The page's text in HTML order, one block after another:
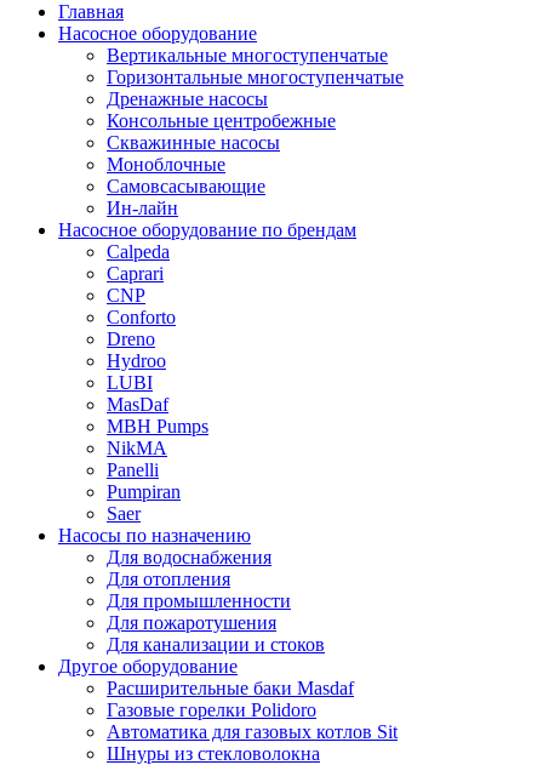
Главная
Насосное оборудование
Вертикальные многоступенчатые
Горизонтальные многоступенчатые
Дренажные насосы
Консольные центробежные
Скважинные насосы
Моноблочные
Самовсасывающие
Ин-лайн
Насосное оборудование по брендам
Calpeda
Caprari
CNP
Conforto
Dreno
Hydroo
LUBI
MasDaf
MBH Pumps
NikMA
Panelli
Pumpiran
Saer
Насосы по назначению
Для водоснабжения
Для отопления
Для промышленности
Для пожаротушения
Для канализации и стоков
Другое оборудование
Расширительные баки Masdaf
Газовые горелки Polidoro
Автоматика для газовых котлов Sit
Шнуры из стекловолокна